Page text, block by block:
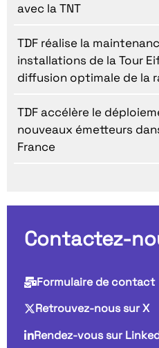
avec la TNT
TDF réalise la
installations de la Tour
diffusion optimale de la
TDF accélère le
nouveaux émetteurs
France
Contactez-
Formulaire de contact
Retrouvez-nous sur X
Rendez-vous sur